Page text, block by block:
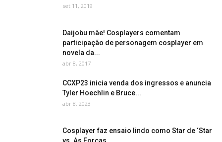
set 11, 2019
Daijobu mãe! Cosplayers comentam
participação de personagem cosplayer em
novela da...
abr 8, 2017
CCXP23 inicia venda dos ingressos e anuncia
Tyler Hoechlin e Bruce...
abr 8, 2023
Cosplayer faz ensaio lindo como Star de ‘Star